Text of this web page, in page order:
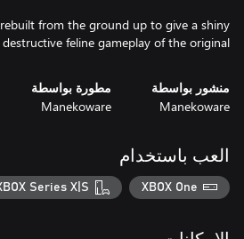
rebuilt from the ground up to give a shiny
feline gameplay of the original!
منشور بواسطة
Manekoware
مطورة بواسطة
Manekoware
العب باستخدام
XBOX One
Series X|S